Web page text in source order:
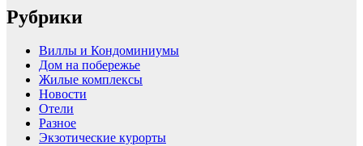
Рубрики
Виллы и Кондоминиумы
Дом на побережье
Жилые комплексы
Новости
Отели
Разное
Экзотические курорты